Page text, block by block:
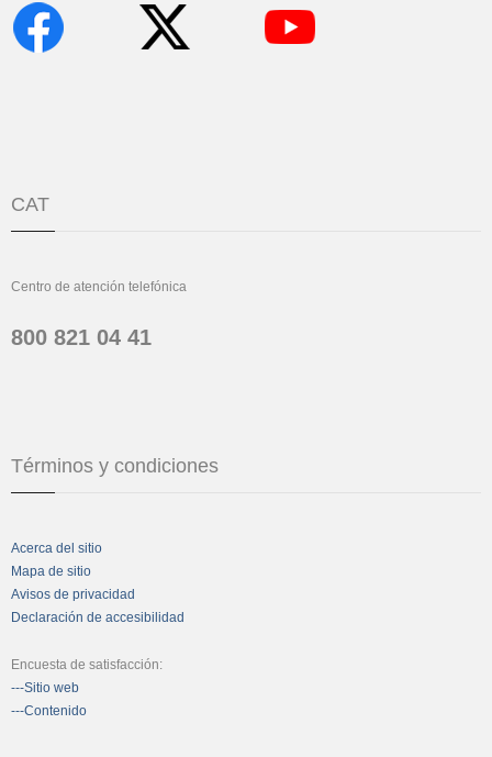
CAT
Centro de atención telefónica
800 821 04 41
Términos y condiciones
Acerca del sitio
Mapa de sitio
Avisos de privacidad
Declaración de accesibilidad
Encuesta de satisfacción:
---Sitio web
---Contenido